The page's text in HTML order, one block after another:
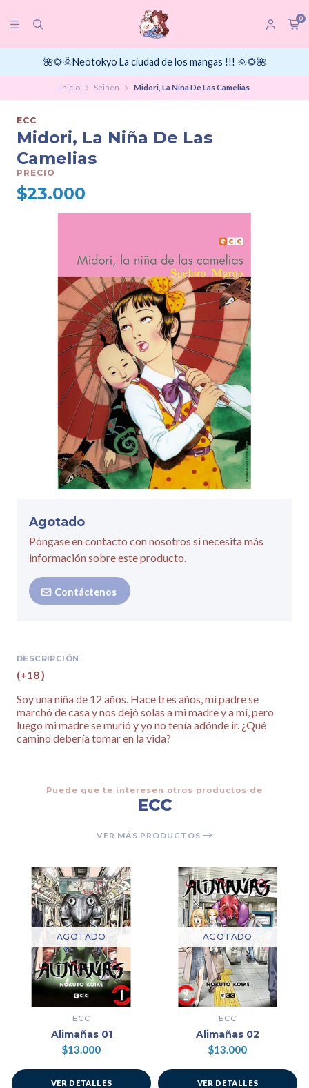
0
🌺🌻🌞Neotokyo La ciudad de los mangas !!! 🌞🌻🌺
Inicio Seinen Midori, La Niña De Las Camelias
ECC
Midori, La Niña De Las
Camelias
PRECIO
$23.000
Agotado
Póngase en contacto con nosotros si necesita más
información sobre este producto.
Contáctenos
DESCRIPCIÓN
(+18 )
Soy una niña de 12 años. Hace tres años, mi padre se
marchó de casa y nos dejó solas a mi madre y a mí, pero
luego mi madre se murió y yo no tenía adónde ir. ¿Qué
camino debería tomar en la vida?
Puede que te interesen otros productos de
ECC
VER MÁS PRODUCTOS
AGOTADO
ECC
Alimañas 01
$13.000
VER DETALLES
AGOTADO
ECC
Alimañas 02
$13.000
VER DETALLES